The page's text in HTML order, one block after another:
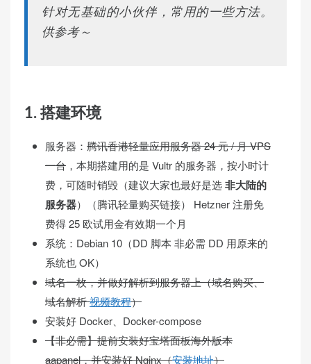
针对无基础的小伙伴，常用的一些方法。
供参考～
1. 搭建环境
服务器： 腾讯香港轻量应用服务器 24 元 / 月 VPS
一台 ，本期搭建用的是 Vultr 的服务器，按小时计
费，可随时销毁（建议大家也最好是选非大陆的
服务器）（腾讯轻量购买链接） Hetzner 注册免
费得 25 欧试用金有效期一个月
系统：Debian 10（DD 脚本 非必需 DD 用原来的
系统也 OK）
域名一枚，并做好解析到服务器上（域名购买、
域名解析视频教程）
安装好 Docker、Docker-compose
【非必需】提前安装好宝塔面板海外版本
aapanel，并安装好 Nginx（安装地址）